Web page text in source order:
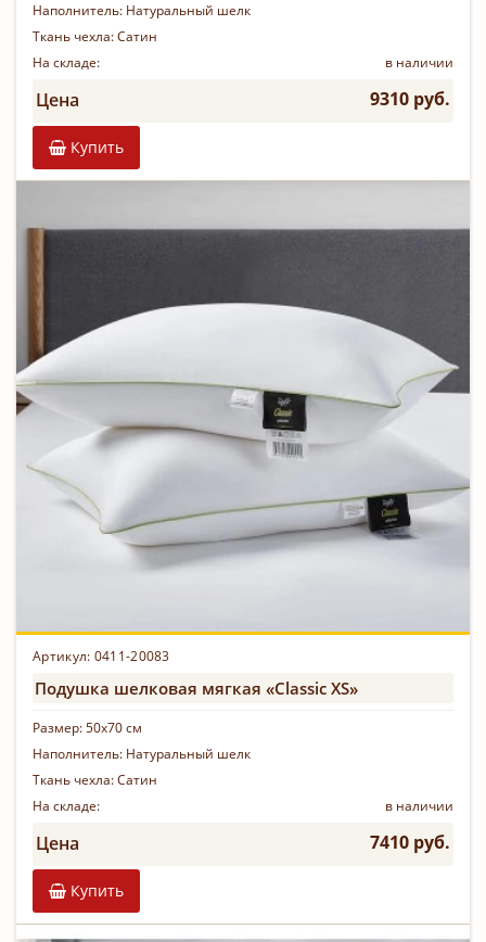
Наполнитель: Натуральный шелк
Ткань чехла:Сатин
На складе:
в наличии
Цена 9310 руб.
Купить
Артикул: 0411-20083
Подушка шелковая мягкая «Classic XS»
Размер:50х70 см
Наполнитель: Натуральный шелк
Ткань чехла:Сатин
На складе:
в наличии
Цена 7410 руб.
Купить